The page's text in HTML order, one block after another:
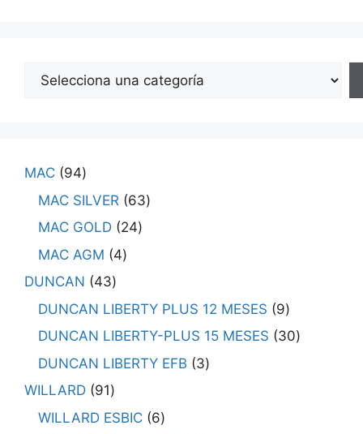
MAC 94
MAC SILVER
63
MAC GOLD 24
MAC AGM
4
DUNCAN
43
DUNCAN LIBERTY PLUS 12 MESES
9
DUNCAN LIBERTY-PLUS 15 MESES
30
DUNCAN LIBERTY EFB
3
WILLARD 91
WILLARD ESBIC 6